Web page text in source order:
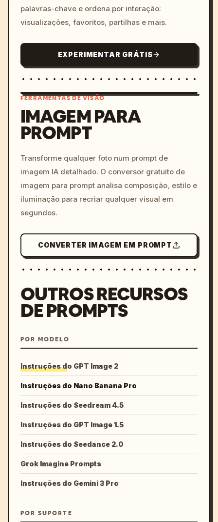
palavras-chave e ordena por interação:
visualizações, favoritos, partilhas e mais.
EXPERIMENTAR GRÁTIS
colors, 8k --v 6.0
FERRAMENTAS DE VISÃO
IMAGEM PARA
PROMPT
Transforme qualquer foto num prompt de
imagem IA detalhado. O conversor gratuito de
imagem para prompt analisa composição, estilo e
iluminação para recriar qualquer visual em
segundos.
CONVERTER IMAGEM EM PROMPT
OUTROS RECURSOS
DE PROMPTS
POR MODELO
Instruções do GPT Image 2
Instruções do Nano Banana Pro
Instruções do Seedream 4.5
Instruções do GPT Image 1.5
Instruções do Seedance 2.0
Grok Imagine Prompts
Instruções do Gemini 3 Pro
POR SUPORTE